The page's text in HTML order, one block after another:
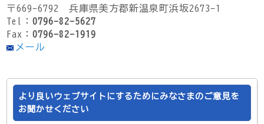
〒669-6792 兵庫県美方郡新温泉町浜坂2673-1
Tel：0796-82-5627
Fax：0796-82-1919
メール
より良いウェブサイトにするためにみなさまのご意見を
お聞かせください